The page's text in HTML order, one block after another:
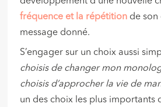
fréquence et la répétition de son
message donné.
S’engager sur un choix aussi
choisis de changer mon
choisis d’approcher la vie de
un des choix les plus importants